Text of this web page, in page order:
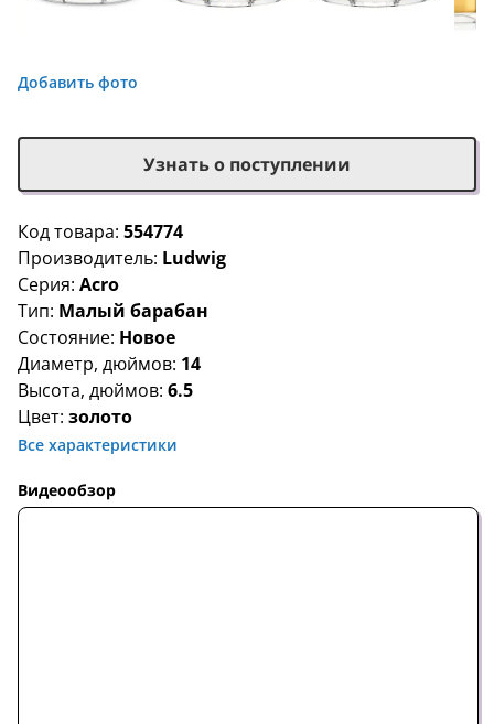
Добавить фото
Код товара: 554774
Производитель: Ludwig
Серия: Acro
Тип: Малый барабан
Состояние: Новое
Диаметр, дюймов: 14
Высота, дюймов: 6.5
Цвет: золото
Все характеристики
Видеообзор
Узнать о поступлении